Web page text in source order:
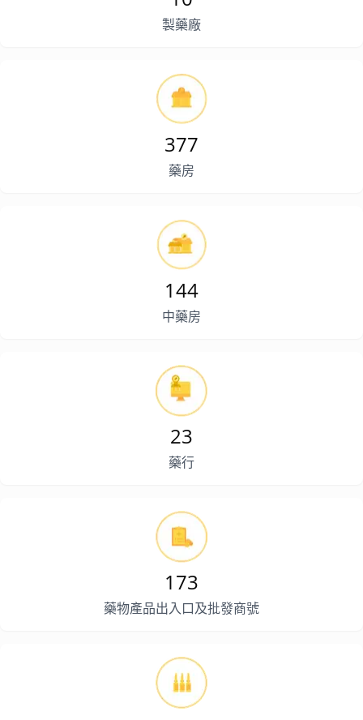
製藥廠
377
藥房
144
中藥房
23
藥行
173
藥物產品出入口及批發商號